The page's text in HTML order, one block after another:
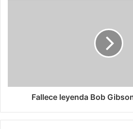
Fallece leyenda Bob